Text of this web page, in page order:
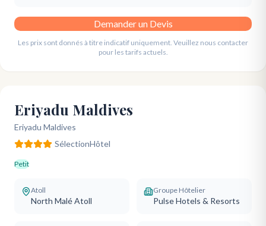
Demander un Devis
Les prix sont donnés à titre indicatif uniquement. Veuillez nous contacter
pour les tarifs actuels.
Eriyadu Maldives
Eriyadu Maldives
SélectionHôtel
Petit
Atoll
North Malé Atoll
Groupe Hôtelier
Pulse Hotels & Resorts